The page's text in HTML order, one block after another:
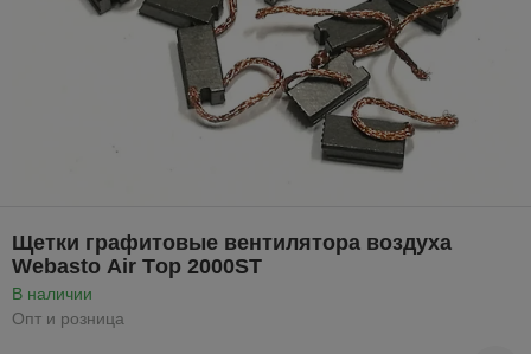
Щетки графитовые вентилятора воздуха
Webasto Аir Тop 2000ST
В наличии
Опт и розница